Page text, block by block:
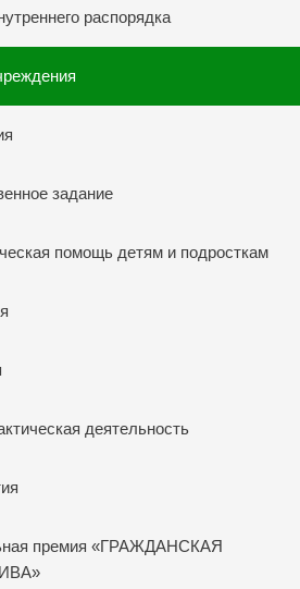
распорядка
задание
помощь детям и подросткам
деятельность
премия «ГРАЖДАНСКАЯ